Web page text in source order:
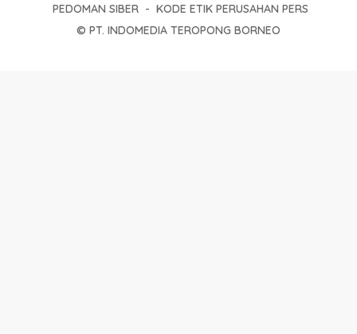
PEDOMAN SIBER
KODE ETIK PERUSAHAN PERS
© PT. INDOMEDIA TEROPONG BORNEO